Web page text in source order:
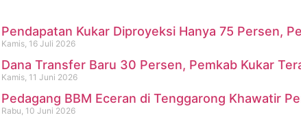
Pendapatan Kukar Diproyeksi Hanya 75 Persen,
Kamis, 16 Juli 2026
Dana Transfer Baru 30 Persen, Pemkab Kukar
Kamis, 11 Juni 2026
Pedagang BBM Eceran di Tenggarong Khawatir
Rabu, 10 Juni 2026